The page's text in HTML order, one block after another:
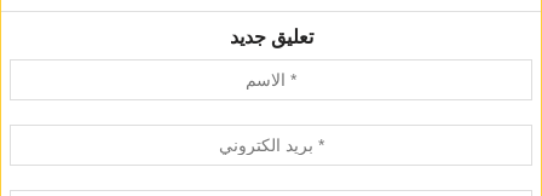
تعليق جديد